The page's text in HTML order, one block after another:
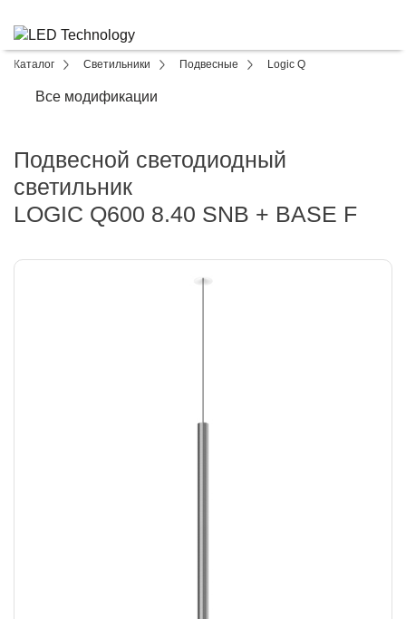
Каталог Светильники Подвесные Logic Q
Все модификации
Подвесной светодиодный
светильник
LOGIC Q600 8.40 SNB + BASE F